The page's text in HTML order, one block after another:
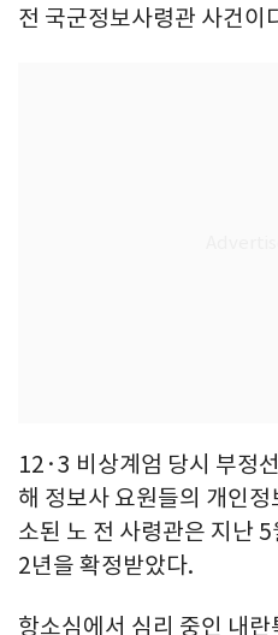
전 국군정보사령관 사건이
12·3 비상계엄 당시 부정
해 정보사 요원들의 개인정
소된 노 전 사령관은 지난
2년을 확정받았다.
항소심에서 심리 중인 내